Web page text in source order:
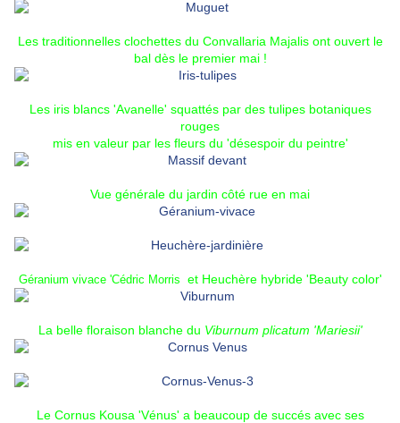
Les traditionnelles clochettes du Convallaria Majalisont ouvert le
bal dès le premier mai !
Les iris blancs 'Avanelle' squattés par des tulipes botaniques
rouges
mis en valeur par les fleurs du 'désespoir du peintre'
Vue générale du jardin côté rue en mai
Géranium vivace 'Cédric Morris et Heuchère hybride 'Beauty color'
La belle floraison blanche du Viburnum plicatum 'Mariesii'
Le Cornus Kousa 'Vénus' a beaucoup de succés avec ses